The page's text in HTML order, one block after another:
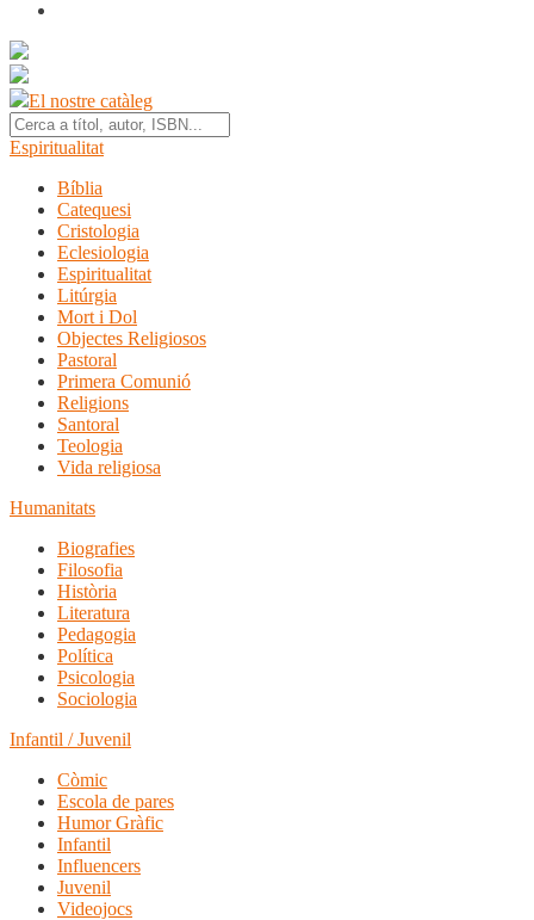
El nostre catàleg
Espiritualitat
Bíblia
Catequesi
Cristologia
Eclesiologia
Espiritualitat
Litúrgia
Mort i Dol
Objectes Religiosos
Pastoral
Primera Comunió
Religions
Santoral
Teologia
Vida religiosa
Humanitats
Biografies
Filosofia
Història
Literatura
Pedagogia
Política
Psicologia
Sociologia
Infantil / Juvenil
Còmic
Escola de pares
Humor Gràfic
Infantil
Influencers
Juvenil
Videojocs